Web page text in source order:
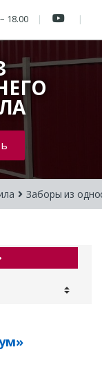
18.00
Заборы из